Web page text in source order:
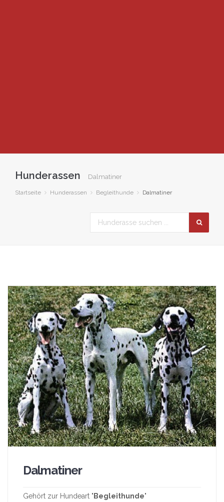
Hunderassen Dalmatiner
Startseite Hunderassen Begleithunde Dalmatiner
Dalmatiner
Gehört zur Hundeart "Begleithunde"